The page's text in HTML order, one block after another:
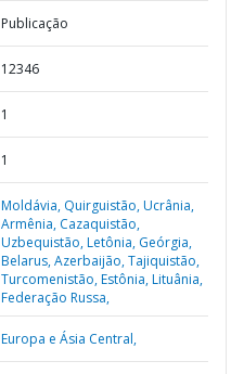
Publicação
12346
1
1
Moldávia, Quirguistão,Ucrânia,
Armênia, Cazaquistão,
Uzbequistão,Letônia, Geórgia,
Belarus,Azerbaijão,Tajiquistão,
Turcomenistão,Estônia,Lituânia,
Federação Russa,
Europa e Ásia Central,